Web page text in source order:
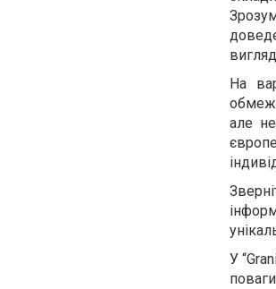
На
але
У